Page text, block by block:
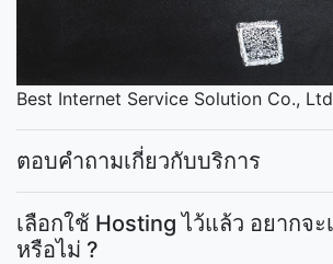
Best Internet Service Solution Co., Ltd
ตอบคำถามเกี่ยวกับบริการ
เลือกใช้ Hosting ไว้แล้ว อยากจะ
หรือไม่ ?